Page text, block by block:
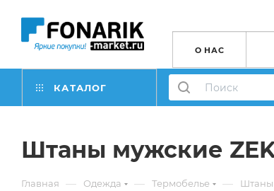
О НАС
КАТАЛОГ
Штаны мужские
Главная — Одежда — Термобелье — Штаны